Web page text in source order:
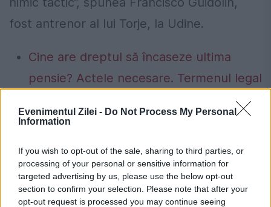
Evenimentul Zilei - Do Not Process My Personal
Information
If you wish to opt-out of the sale, sharing to third parties, or
processing of your personal or sensitive information for
targeted advertising by us, please use the below opt-out
section to confirm your selection. Please note that after your
opt-out request is processed you may continue seeing
fost antrenor al lui Torje, la Udine.
Cine are dreptul să încaseze ultima
pensie? Actele necesare. Termenul legal
Peste 900 de primării riscă să rămână
Trebuie să fie înrolate în platforma
Ghiseul.ro